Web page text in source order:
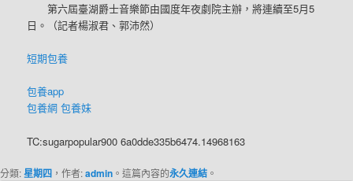
第六屆臺湖爵士音樂節由國度年夜劇院主辦，將連續至5月5
日。（記者楊淑君、郭沛然）
短期包養
包養app
包養網 包養妹
TC:sugarpopular900 6a0dde335b6474.14968163
分類:星期四 ，作者:admin 。這篇內容的永久連結 。